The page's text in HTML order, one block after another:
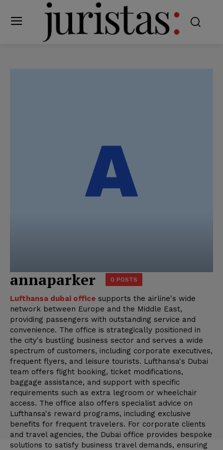
annaparker 0 POSTS
Lufthansa dubai office supports the airline's wide
network between Europe and the Middle East,
providing passengers with outstanding service and
convenience. The office is strategically positioned in
the city's bustling business sector and serves a wide
spectrum of customers, including corporate executives,
frequent flyers, and leisure tourists. Lufthansa's Dubai
team offers flight booking, ticket modifications,
baggage assistance, and support with specific
requirements such as extra legroom or wheelchair
access. The office also offers specialist advice on
Lufthansa's reward programs, including exclusive
benefits for frequent travelers. For corporate clients
and travel agencies, the Dubai office provides bespoke
solutions to satisfy business travel demands, ensuring